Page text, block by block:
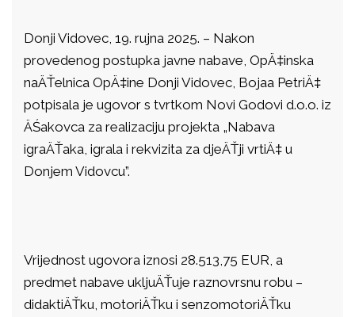
Donji Vidovec, 19. rujna 2025. – Nakon
provedenog postupka javne nabave, OpÄ‡inska
naÄŤelnica OpÄ‡ine Donji Vidovec, Bojaa PetriÄ‡
potpisala je ugovor s tvrtkom Novi Godovi d.o.o. iz
ÄŚakovca za realizaciju projekta „Nabava
igraÄŤaka, igrala i rekvizita za djeÄŤji vrtiÄ‡ u
Donjem Vidovcu”.
Vrijednost ugovora iznosi 28.513,75 EUR, a
predmet nabave ukljuÄŤuje raznovrsnu robu –
didaktiÄŤku, motoriÄŤku i senzomotoriÄŤku